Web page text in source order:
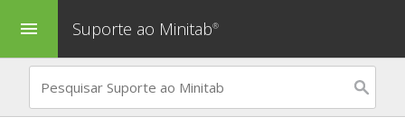
menu Suporte ao Minitab®